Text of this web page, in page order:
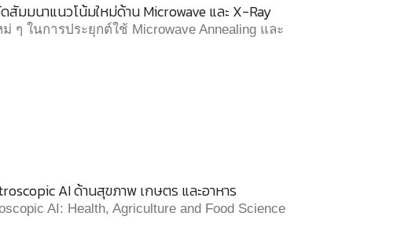
มมนาแนวโน้มใหม่ด้าน Microwave และ X-Ray
ๆ ในการประยุกต์ใช้ Microwave Annealing และ
AI ด้านสุขภาพ เกษตร และอาหาร
AI: Health, Agriculture and Food Science